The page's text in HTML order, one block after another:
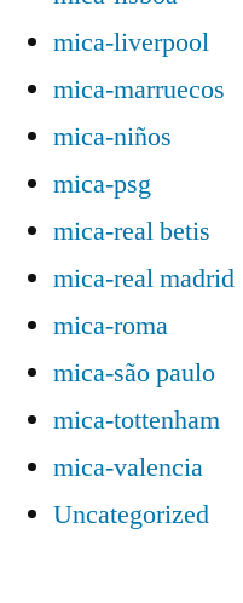
mica-liverpool
mica-marruecos
mica-niños
mica-psg
mica-real betis
mica-real madrid
mica-roma
mica-são paulo
mica-tottenham
mica-valencia
Uncategorized